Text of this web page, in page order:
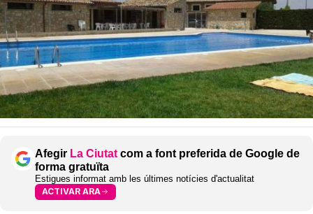
Afegir La Ciutat com a font preferida de Google de
forma gratuïta
Estigues informat amb les últimes notícies d'actualitat
ACTIVAR ARA